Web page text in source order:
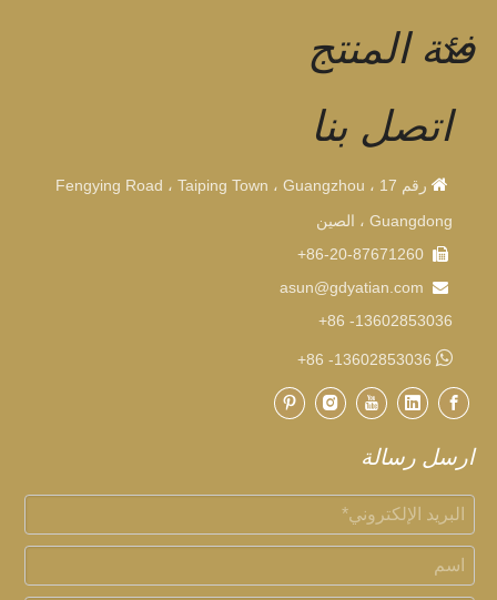
فئة المنتج
اتصل بنا

رقم 17 Fengying Road ، Taiping Town ، Guangzhou ،
Guangdong ، الصين


@gdyatian.com
13602853036- 86+

ارسل رسالة